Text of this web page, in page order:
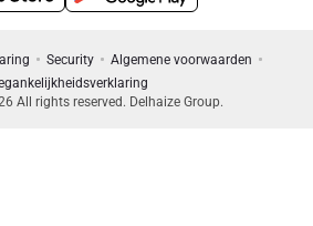
Security
Algemene voorwaarden
All rights reserved. Delhaize Group.